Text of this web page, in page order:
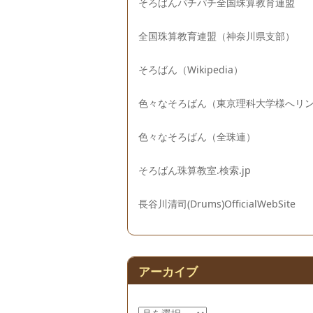
全国珠算教育連盟（神奈川県支部）
そろばん（Wikipedia）
色々なそろばん（東京理科大学様へリ
色々なそろばん（全珠連）
そろばん珠算教室.検索.jp
長谷川清司(Drums)OfficialWebSite
アーカイブ